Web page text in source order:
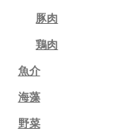
豚肉
鶏肉
魚介
海藻
野菜